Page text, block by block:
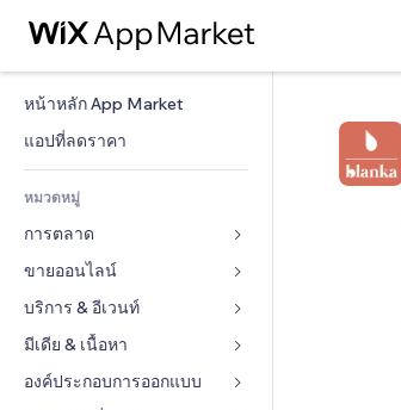
หน้าหลัก App Market
แอปที่ลดราคา
หมวดหมู่
การตลาด
โฆษณา
โทรศัพท์มือถือ
บทวิเคราะห์
โซเชียล
ขายออนไลน์
แอปสำหรับร้านค้า
การจัดส่ง & ส่งมอบสินค้า
ปุ่มการจำหน่าย
คอร์สออนไลน์
บริการ & อีเวนท์
โรงแรม
อีเวนท์
มีเดีย & เนื้อหา
แกลเลอรี
องค์ประกอบการออกแบบ